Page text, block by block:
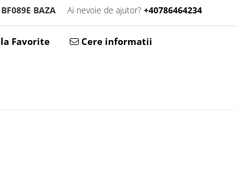
BF089E BAZA Ai nevoie de ajutor? +40786464234
Favorite Cere informatii